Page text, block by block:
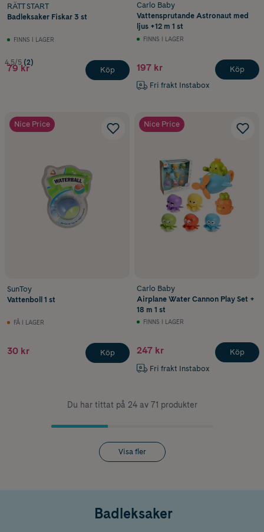
RÄTT START
Badleksaker Fiskar 3 st
FINNS I LAGER
4.5/5 (2)
79 kr Köp
Carlo Baby
Vattensprutande Astronaut med
ljus +12 m 1 st
FINNS I LAGER
197 kr
Fri frakt Instabox
Köp
Nice Price
SunToy
Vattenboll 1 st
FÅ I LAGER
30 kr Köp
Nice Price
Carlo Baby
Airplane Water Cannon Play Set +
18 m 1 st
FINNS I LAGER
247 kr
Fri frakt Instabox
Köp
Du har tittat på 24 av 71 produkter
Visa fler
Badleksaker